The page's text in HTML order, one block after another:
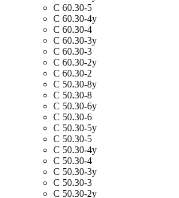
С 60.30-5
С 60.30-4у
С 60.30-4
С 60.30-3у
С 60.30-3
С 60.30-2у
С 60.30-2
С 50.30-8y
С 50.30-8
С 50.30-6у
С 50.30-6
С 50.30-5у
С 50.30-5
С 50.30-4у
С 50.30-4
С 50.30-3у
С 50.30-3
С 50.30-2у